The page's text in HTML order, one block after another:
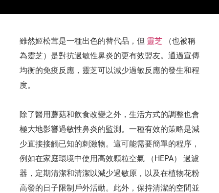
雖然姬松茸是一種出色的替代品，但 靈芝 （也被稱
為靈芝）是對抗過敏性鼻炎的更有效盟友。通過宣傳
均衡的免疫反應，靈芝可以減少過敏反應的發生和程
度。
除了醫用蘑菇和飲食改變之外，生活方式的調整也會
極大地影響過敏性鼻炎的監測。一種有效的策略是減
少直接接觸已知的刺激物。這可能需要簡單的程序，
例如在家庭環境中使用高效顆粒空氣 （HEPA） 過濾
器，定期清潔和清潔以減少過敏原，以及在植物花粉
高發的日子限制戶外活動。此外，保持清潔的空間並